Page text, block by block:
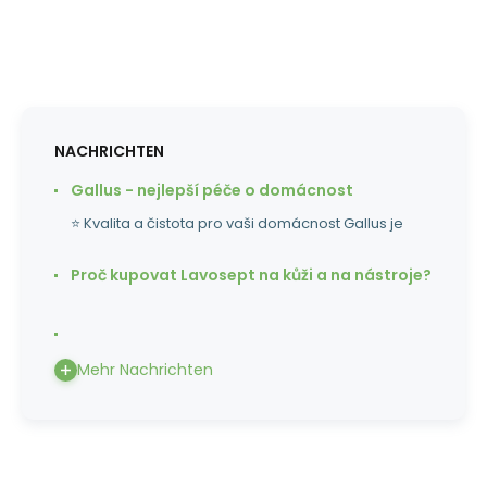
NACHRICHTEN
Gallus - nejlepší péče o domácnost
⭐ Kvalita a čistota pro vaši domácnost Gallus je
Proč kupovat Lavosept na kůži a na nástroje?
Mehr Nachrichten